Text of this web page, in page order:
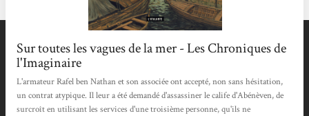
Sur toutes les vagues de la mer - Les Chroniques de
l'Imaginaire
L'armateur Rafel ben Nathan et son associée ont accepté, non sans hésitation,
un contrat atypique. Il leur a été demandé d'assassiner le calife d'Abénèven, de
surcroît en utilisant les services d'une troisième personne, qu'ils ne